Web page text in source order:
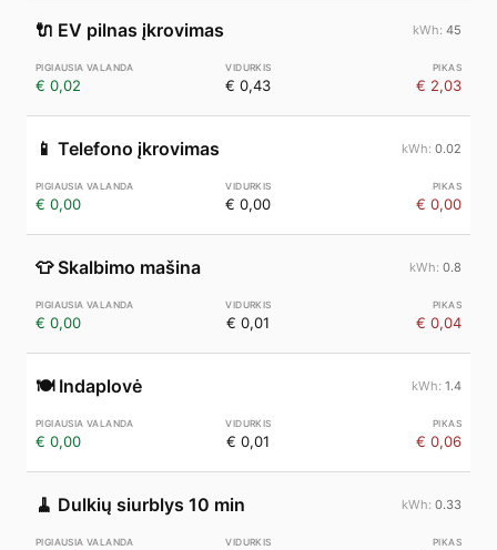
🔌 EV pilnas įkrovimas 45
€ 0,02 € 0,43 € 2,03
📱 Telefono įkrovimas 0.02
€ 0,00 € 0,00 € 0,00
👕 Skalbimo mašina 0.8
€ 0,00 € 0,01 € 0,04
🍽️ Indaplovė 1.4
€ 0,00 € 0,01 € 0,06
🧹 Dulkių siurblys 10 min 0.33